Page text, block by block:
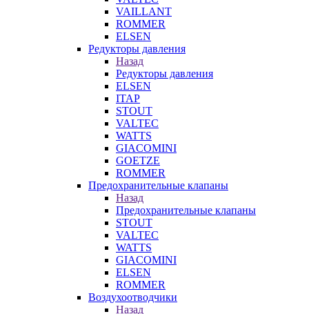
VAILLANT
ROMMER
ELSEN
Редукторы давления
Назад
Редукторы давления
ELSEN
ITAP
STOUT
VALTEC
WATTS
GIACOMINI
GOETZE
ROMMER
Предохранительные клапаны
Назад
Предохранительные клапаны
STOUT
VALTEC
WATTS
GIACOMINI
ELSEN
ROMMER
Воздухоотводчики
Назад